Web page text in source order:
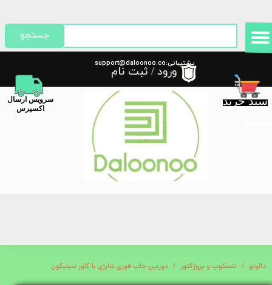
پشتیبانی:support@daloonoo.co
m
سبد خرید
​سرویس ارسال
اکسپرس
جستجو
ورود / ثبت نام
حساب کاربری من
تغییر گذر واژه
سفارشات
خروج از حساب کاربری
دالونو تلسکوپ و پروژکتور دوربین چاپ فوری شارژی با کاور سیلیکون